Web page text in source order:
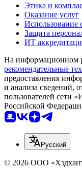
Этика и
Оказание услуг
Использование
Защита
ИТ
На информационном
рекомендательные
предоставления
и анализа сведений,
пользователей сети
Российской
Русский
© 2026 ООО